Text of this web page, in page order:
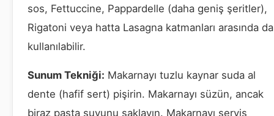
sos, Fettuccine, Pappardelle (daha geniş şeritler),
Rigatoni veya hatta Lasagna katmanları arasında da
kullanılabilir.
Sunum Tekniği: Makarnayı tuzlu kaynar suda al
dente (hafif sert) pişirin. Makarnayı süzün, ancak
biraz pasta suyunu saklayın. Makarnayı servis